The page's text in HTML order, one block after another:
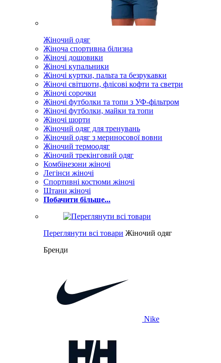
Жіночий одяг
Жіноча спортивна білизна
Жіночі дощовики
Жіночі купальники
Жіночі куртки, пальта та безрукавки
Жіночі світшоти, флісові кофти та светри
Жіночі сорочки
Жіночі футболки та топи з УФ-фільтром
Жіночі футболки, майки та топи
Жіночі шорти
Жіночий одяг для тренувань
Жіночий одяг з мериносової вовни
Жіночий термоодяг
Жіночий трекінговий одяг
Комбінезони жіночі
Легінси жіночі
Спортивні костюми жіночі
Штани жіночі
Побачити більше...
Переглянути всі товари Жіночий одяг
Бренди
Nike